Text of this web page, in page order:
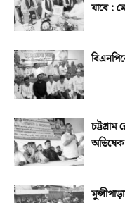
যাবে :
অভিষেক